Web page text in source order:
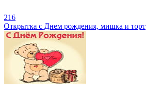
216
Открытка с Днем рождения, мишка и торт